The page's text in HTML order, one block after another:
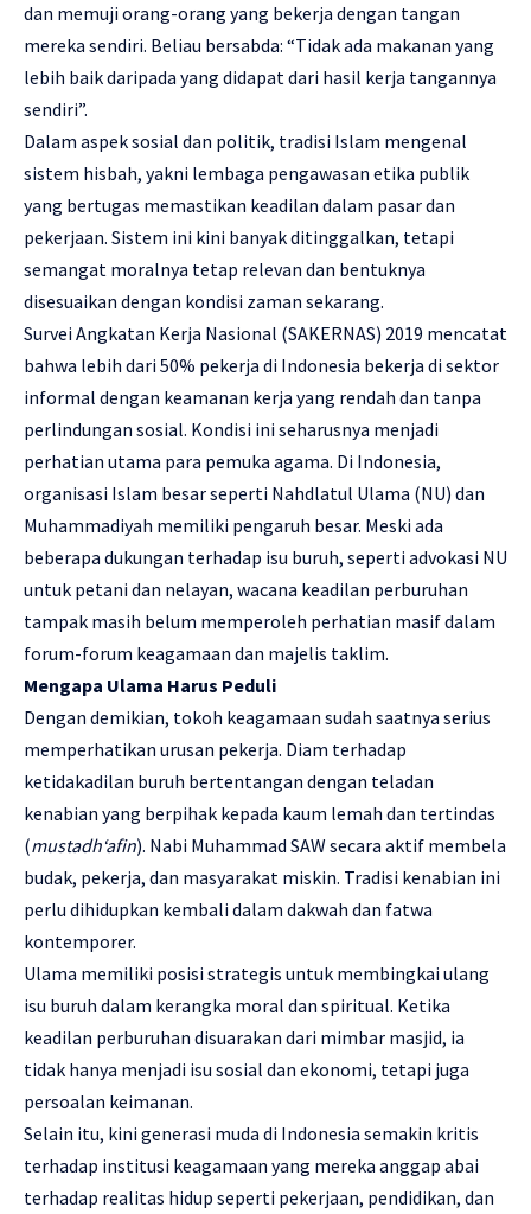
dan memuji orang-orang yang bekerja dengan tangan
mereka sendiri. Beliau bersabda: “Tidak ada makanan yang
lebih baik daripada yang didapat dari hasil kerja tangannya
sendiri”.
Dalam aspek sosial dan politik, tradisi Islam mengenal
sistem hisbah, yakni lembaga pengawasan etika publik
yang bertugas memastikan keadilan dalam pasar dan
pekerjaan. Sistem ini kini banyak ditinggalkan, tetapi
semangat moralnya tetap relevan dan bentuknya
disesuaikan dengan kondisi zaman sekarang.
Survei Angkatan Kerja Nasional (SAKERNAS) 2019 mencatat
bahwa lebih dari 50% pekerja di Indonesia bekerja di sektor
informal dengan keamanan kerja yang rendah dan tanpa
perlindungan sosial. Kondisi ini seharusnya menjadi
perhatian utama para pemuka agama. Di Indonesia,
organisasi Islam besar seperti Nahdlatul Ulama (NU) dan
Muhammadiyah memiliki pengaruh besar. Meski ada
beberapa dukungan terhadap isu buruh, seperti advokasi NU
untuk petani dan nelayan, wacana keadilan perburuhan
tampak masih belum memperoleh perhatian masif dalam
forum-forum keagamaan dan majelis taklim.
Mengapa Ulama Harus Peduli
Dengan demikian, tokoh keagamaan sudah saatnya serius
memperhatikan urusan pekerja. Diam terhadap
ketidakadilan buruh bertentangan dengan teladan
kenabian yang berpihak kepada kaum lemah dan tertindas
(mustadh‘afin). Nabi Muhammad SAW secara aktif membela
budak, pekerja, dan masyarakat miskin. Tradisi kenabian ini
perlu dihidupkan kembali dalam dakwah dan fatwa
kontemporer.
Ulama memiliki posisi strategis untuk membingkai ulang
isu buruh dalam kerangka moral dan spiritual. Ketika
keadilan perburuhan disuarakan dari mimbar masjid, ia
tidak hanya menjadi isu sosial dan ekonomi, tetapi juga
persoalan keimanan.
Selain itu, kini generasi muda di Indonesia semakin kritis
terhadap institusi keagamaan yang mereka anggap abai
terhadap realitas hidup seperti pekerjaan, pendidikan, dan